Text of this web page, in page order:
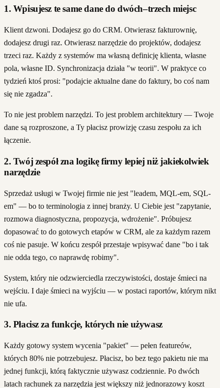
1. Wpisujesz te same dane do dwóch–trzech miejsc
Klient dzwoni. Dodajesz go do CRM. Otwierasz fakturownię,
dodajesz drugi raz. Otwierasz narzędzie do projektów, dodajesz
trzeci raz. Każdy z systemów ma własną definicję klienta, własne
pola, własne ID. Synchronizacja działa "w teorii". W praktyce co
tydzień ktoś prosi: "podajcie aktualne dane do faktury, bo coś nam
się nie zgadza".
To nie jest problem narzędzi. To jest problem architektury — Twoje
dane są rozproszone, a Ty płacisz prowizję czasu zespołu za ich
łączenie.
2. Twój zespół zna logikę firmy lepiej niż jakiekolwiek
narzędzie
Sprzedaż usługi w Twojej firmie nie jest "leadem, MQL-em, SQL-
em" — bo to terminologia z innej branży. U Ciebie jest "zapytanie,
rozmowa diagnostyczna, propozycja, wdrożenie". Próbujesz
dopasować to do gotowych etapów w CRM, ale za każdym razem
coś nie pasuje. W końcu zespół przestaje wpisywać dane "bo i tak
nie odda tego, co naprawdę robimy".
System, który nie odzwierciedla rzeczywistości, dostaje śmieci na
wejściu. I daje śmieci na wyjściu — w postaci raportów, którym nikt
nie ufa.
3. Płacisz za funkcje, których nie używasz
Każdy gotowy system wycenia "pakiet" — pełen featureów,
których 80% nie potrzebujesz. Płacisz, bo bez tego pakietu nie ma
jednej funkcji, którą faktycznie używasz codziennie. Po dwóch
latach rachunek za narzędzia jest większy niż jednorazowy koszt